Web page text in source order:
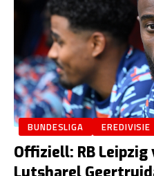
BUNDESLIGA EREDIVISIE
Offiziell: RB